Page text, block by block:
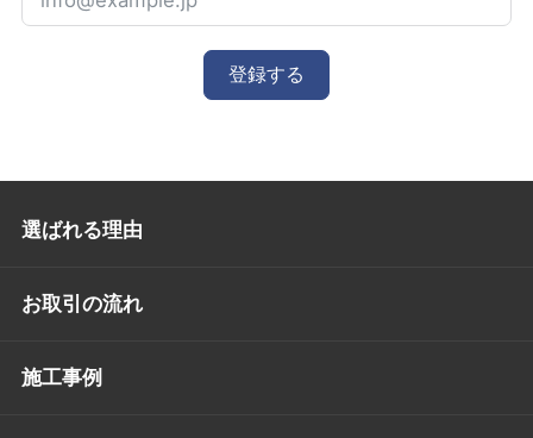
登録する
選ばれる理由
お取引の流れ
施工事例